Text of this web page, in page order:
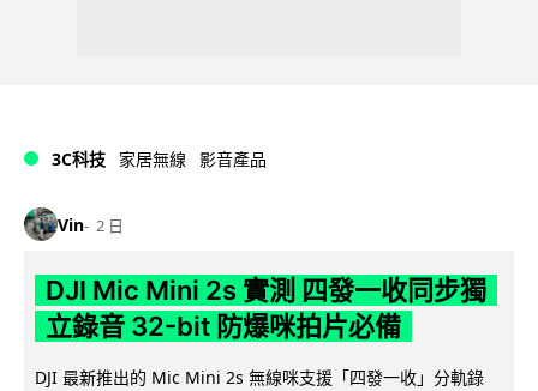
3C科技 家居無線 影音產品
Vin 2 日
DJI Mic Mini 2s 實測 四發一收同步獨
立錄音 32-bit 防爆咪拍片必備
DJI 最新推出的 Mic Mini 2s 無線咪支援「四發一收」分軌錄